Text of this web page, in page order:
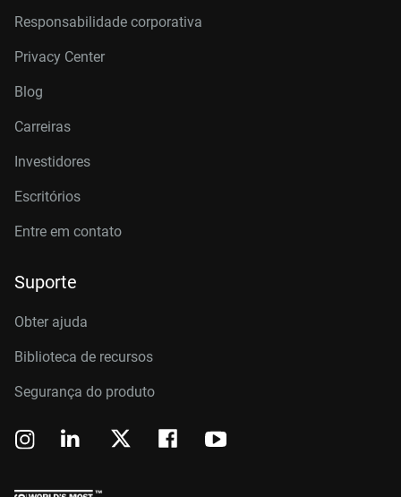
Responsabilidade corporativa
Privacy Center
Blog
Carreiras
Investidores
Escritórios
Entre em contato
Suporte
Obter ajuda
Biblioteca de recursos
Segurança do produto